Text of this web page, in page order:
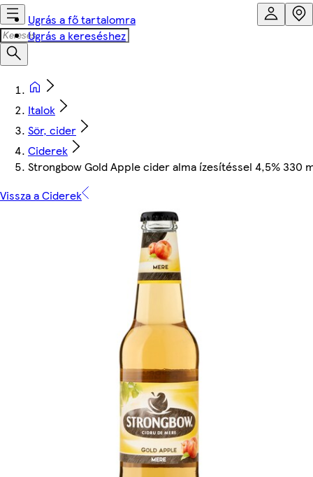
Ugrás a fő tartalomra
Ugrás a kereséshez
Italok
Sör, cider
Ciderek
Strongbow Gold Apple cider alma ízesítéssel 4,5% 330
Vissza a Ciderek